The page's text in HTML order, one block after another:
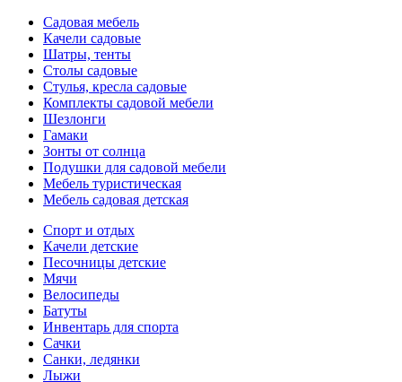
Садовая мебель
Качели садовые
Шатры, тенты
Столы садовые
Стулья, кресла садовые
Комплекты садовой мебели
Шезлонги
Гамаки
Зонты от солнца
Подушки для садовой мебели
Мебель туристическая
Мебель садовая детская
Спорт и отдых
Качели детские
Песочницы детские
Мячи
Велосипеды
Батуты
Инвентарь для спорта
Сачки
Санки, ледянки
Лыжи